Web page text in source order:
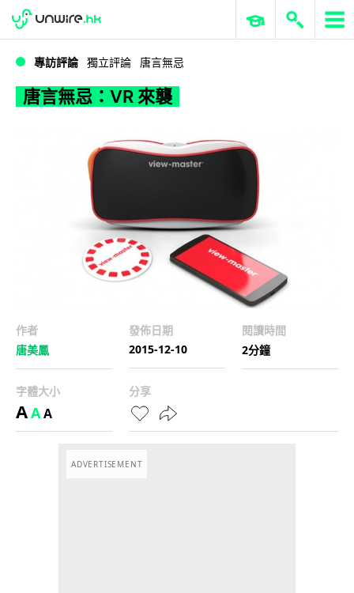
唐言無忌：VR 來襲
WWDC 2026 ERP 與商業 AI
專訪評論 獨立評論 唐言無忌
唐言無忌：VR 來襲
作者
唐美鳳
發佈日期
2015-12-10
閱讀時間
2分鐘
字體大小
AAA
分享
ADVERTISEMENT